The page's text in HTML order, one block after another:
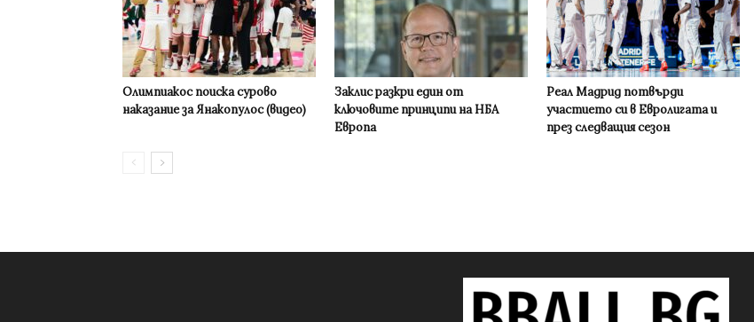
Олимпиакос поиска сурово
наказание за Янакопулос (видео)
Заклис разкри един от
ключовите принципи на НБА
Европа
Реал Мадрид потвърди
участието си в Евролигата и
през следващия сезон